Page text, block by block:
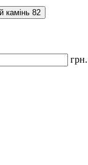
камінь 82
грн.